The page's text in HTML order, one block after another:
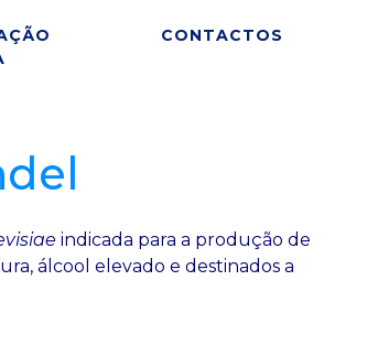
CONTACTOS
indicada para a produção de
álcool elevado e destinados a